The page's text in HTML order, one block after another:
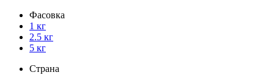
Фасовка
1 кг
2.5 кг
5 кг
Страна